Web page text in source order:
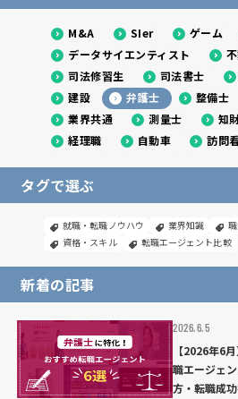
M&A SIer ゲーム
データサイエンティスト
司法修習生
司法書士
建設
弁護士 整備士
業界共通
測量士
知
経理職
自動車 訪問
タグで選ぶ
就職・転職ノウハウ 業界知識
資格・スキル
転職エージェント比較
新着の記事
2026.6.5
【2026年6
職エージェ
方・転職成